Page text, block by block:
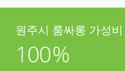
원주시 룸싸롱 가성비
100%